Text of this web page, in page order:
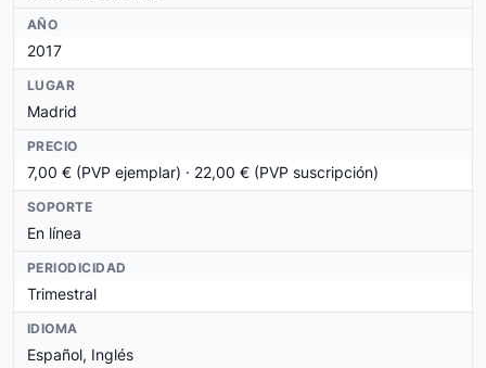
AÑO
2017
LUGAR
Madrid
PRECIO
7,00 € (PVP ejemplar) · 22,00 € (PVP suscripción)
SOPORTE
En línea
PERIODICIDAD
Trimestral
IDIOMA
Español, Inglés